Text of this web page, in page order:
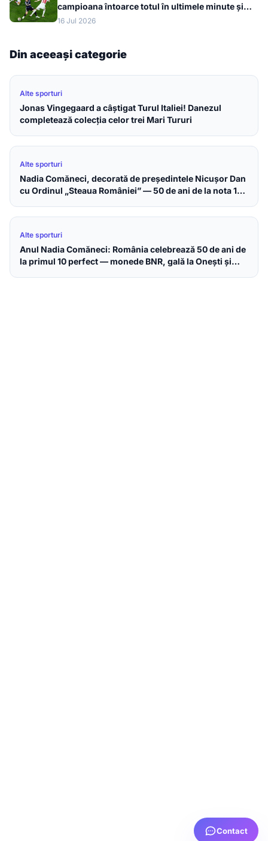
campioana întoarce totul în ultimele minute și
merge în finala Cupei Mondiale 2026
16 Jul 2026
Din aceeași categorie
Alte sporturi
Jonas Vingegaard a câștigat Turul Italiei! Danezul
completează colecția celor trei Mari Tururi
Alte sporturi
Nadia Comăneci, decorată de președintele Nicușor Dan
cu Ordinul „Steaua României” — 50 de ani de la nota 10
Alte sporturi
Anul Nadia Comăneci: România celebrează 50 de ani de
la primul 10 perfect — monede BNR, gală la Onești și
Contact